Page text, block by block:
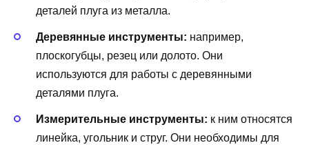
деталей плуга из металла.
Деревянные инструменты: например,
плоскогубцы, резец или долото. Они
используются для работы с деревянными
деталями плуга.
Измерительные инструменты: к ним относятся
линейка, угольник и струг. Они необходимы для